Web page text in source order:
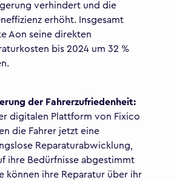
verhindert und die
erhöht. Insgesamt
Aon seine direkten
bis 2024 um 32 %
der Fahrerzufriedenheit:
digitalen Plattform von Fixico
die Fahrer jetzt eine
Reparaturabwicklung,
ihre Bedürfnisse abgestimmt
können ihre Reparatur über ihr